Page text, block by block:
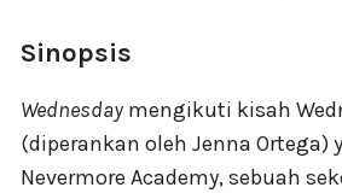
Sinopsis
Wednesday mengikuti kisah
(diperankan oleh Jenna Ortega)
Nevermore Academy, sebuah